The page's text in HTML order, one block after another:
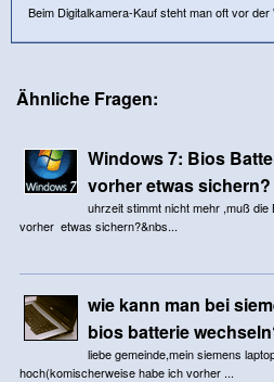
Beim Digitalkamera-Kauf steht man oft vor der
Ähnliche Fragen:
Windows 7: Bios
vorher etwas sichern?
uhrzeit stimmt nicht mehr ,muß
vorher etwas sichern?&nbs...
wie kann man bei
bios batterie
liebe gemeinde,mein siemens
hoch(komischerweise habe ich vorher ...